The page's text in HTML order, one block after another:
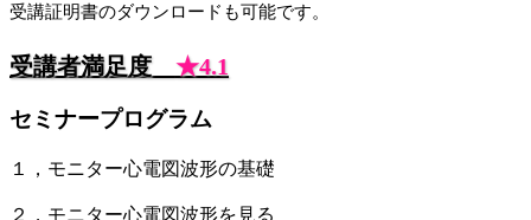
受講証明書のダウンロードも可能です。
受講者満足度 ★4.1
セミナープログラム
１，モニター心電図波形の基礎
２，モニター心電図波形を見る